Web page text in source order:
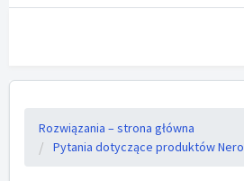
Rozwiązania – strona główna
Pytania dotyczące produktów Nero